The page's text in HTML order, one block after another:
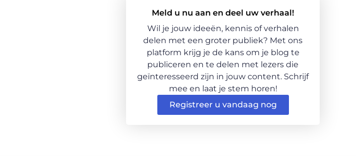
Meld u nu aan en deel uw verhaal!
Wil je jouw ideeën, kennis of verhalen
delen met een groter publiek? Met ons
platform krijg je de kans om je blog te
publiceren en te delen met lezers die
geïnteresseerd zijn in jouw content. Schrijf
mee en laat je stem horen!
Registreer u vandaag nog